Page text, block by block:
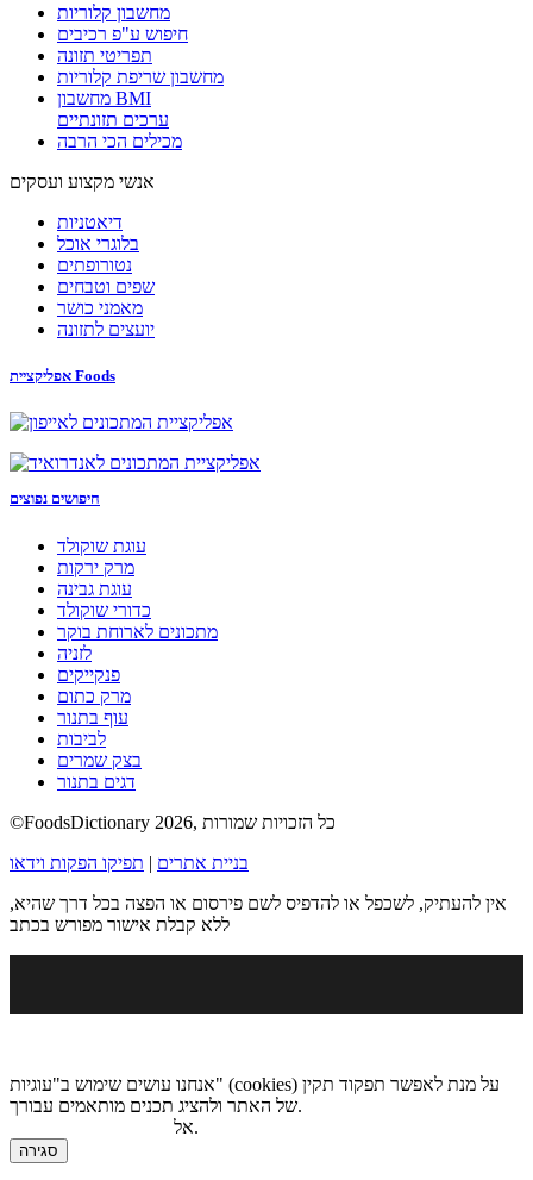
מחשבון קלוריות
חיפוש ע"פ רכיבים
תפריטי תזונה
מחשבון שריפת קלוריות
מחשבון BMI
ערכים תזונתיים
מכילים הכי הרבה
אנשי מקצוע ועסקים
דיאטניות
בלוגרי אוכל
נטורופתים
שפים וטבחים
מאמני כושר
יועצים לתזונה
אפליקציית Foods
חיפושים נפוצים
עוגת שוקולד
מרק ירקות
עוגת גבינה
כדורי שוקולד
מתכונים לארוחת בוקר
לזניה
פנקייקים
מרק כתום
עוף בתנור
לביבות
בצק שמרים
דגים בתנור
©FoodsDictionary 2026, כל הזכויות שמורות
בניית אתרים | תפיקו הפקות וידאו
אין להעתיק, לשכפל או להדפיס לשם פירסום או הפצה בכל דרך שהיא,
ללא קבלת אישור מפורש בכתב
אנחנו עושים שימוש ב"עוגיות" (cookies) על מנת לאפשר תפקוד תקין
של האתר ולהציג תכנים מותאמים עבורך.
אל.
סגירה